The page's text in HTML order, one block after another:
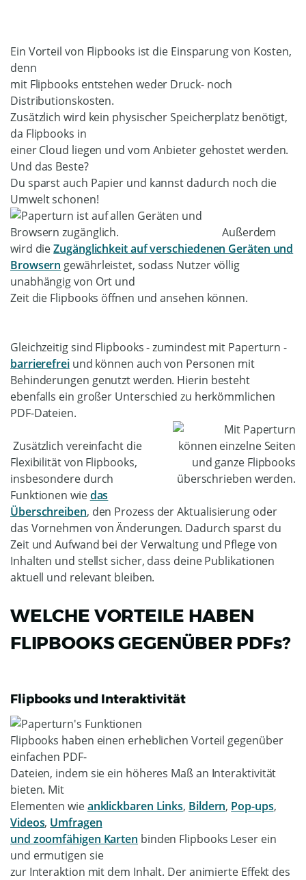
Ein Vorteil von Flipbooks ist die Einsparung von Kosten,
denn
mit Flipbooks entstehen weder Druck- noch
Distributionskosten.
Zusätzlich wird kein physischer Speicherplatz benötigt,
da Flipbooks in
einer Cloud liegen und vom Anbieter gehostet werden.
Und das Beste?
Du sparst auch Papier und kannst dadurch noch die
Umwelt schonen!
Außerdem
wird dieZugänglichkeit auf verschiedenen Geräten und
Browsern gewährleistet, sodass Nutzer völlig
unabhängig von Ort und
Zeit die Flipbooks öffnen und ansehen können.
Gleichzeitig sind Flipbooks - zumindest mit Paperturn -
barrierefreiund können auch von Personen mit
Behinderungen genutzt werden. Hierin besteht
ebenfalls ein großer Unterschied zu herkömmlichen
PDF-Dateien.
Zusätzlich vereinfacht die
Flexibilität von Flipbooks,
insbesondere durch
Funktionen wiedas
Überschreiben, den Prozess der Aktualisierung oder
das Vornehmen von Änderungen. Dadurch sparst du
Zeit und Aufwand bei der Verwaltung und Pflege von
Inhalten und stellst sicher, dass deine Publikationen
aktuell und relevant bleiben.
WELCHE VORTEILE HABEN
FLIPBOOKS GEGENÜBER PDFs?
Flipbooks und Interaktivität
Flipbooks haben einen erheblichen Vorteil gegenüber
einfachen PDF-
Dateien, indem sie ein höheres Maß an Interaktivität
bieten. Mit
Elementen wieanklickbaren Links, Bildern, Pop-ups,
Videos, Umfragen
und zoomfähigen Karten binden Flipbooks Leser ein
und ermutigen sie
zur Interaktion mit dem Inhalt. Der animierte Effekt des